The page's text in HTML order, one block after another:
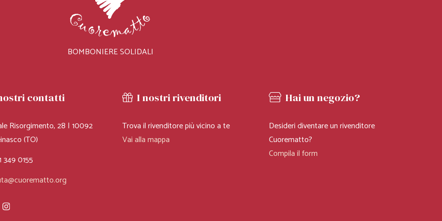
BOMBONIERE SOLIDALI
IN
Solidali
SERIE
LINEA LA TIPA
X
CUOREMATTO
contatti
Risorgimento, 28 | 10092
(TO)
349 0155
I nostri rivenditori
Trova il rivenditore più vicino a te
Vai alla mappa
Hai un negozio?
Desideri diventare un rivenditore
Cuorematto?
Compila il form